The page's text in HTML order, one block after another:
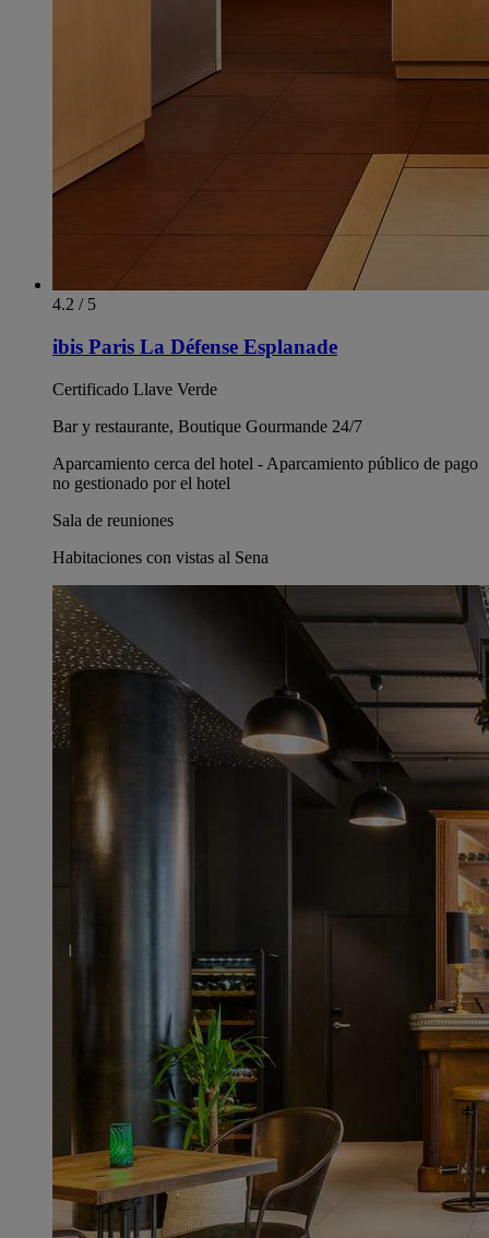
4.2 / 5
ibis Paris La Défense Esplanade
Certificado Llave Verde
Bar y restaurante, Boutique Gourmande 24/7
Aparcamiento cerca del hotel - Aparcamiento público de pago
no gestionado por el hotel
Sala de reuniones
Habitaciones con vistas al Sena